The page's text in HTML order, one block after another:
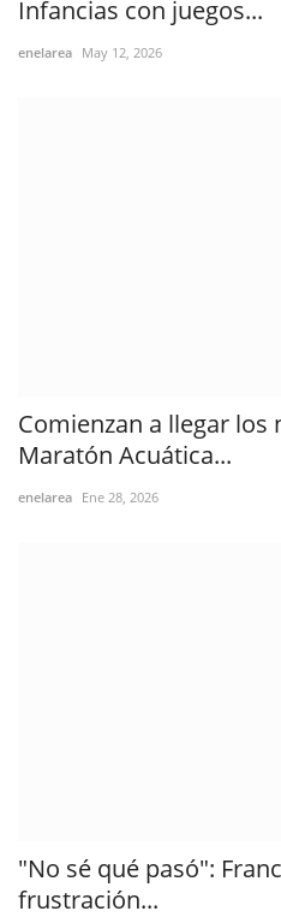
Infancias con juegos...
enelarea May 12, 2026
Comienzan a llegar los
Maratón Acuática...
enelarea Ene 28, 2026
"No sé qué pasó":
frustración...